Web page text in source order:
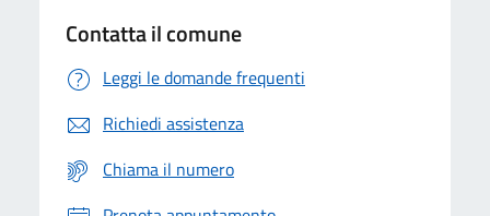
Contatta il comune
Leggi le domande frequenti
Richiedi assistenza
Chiama il numero